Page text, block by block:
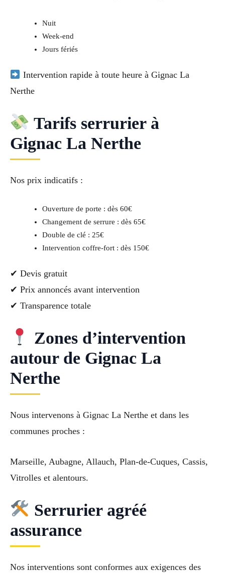
Nuit
Week-end
Jours fériés
Intervention rapide à toute heure à Gignac La
Nerthe
Tarifs serrurier à
Gignac La Nerthe
Nos prix indicatifs :
Ouverture de porte : dès 60€
Changement de serrure : dès 65€
Double de clé : 25€
Intervention coffre-fort : dès 150€
✔ Devis gratuit
✔ Prix annoncés avant intervention
✔ Transparence totale
Zones d’intervention
autour de Gignac La
Nerthe
Nous intervenons à Gignac La Nerthe et dans les
communes proches :
Marseille, Aubagne, Allauch, Plan-de-Cuques, Cassis,
Vitrolles et alentours.
Serrurier agréé
assurance
Nos interventions sont conformes aux exigences des